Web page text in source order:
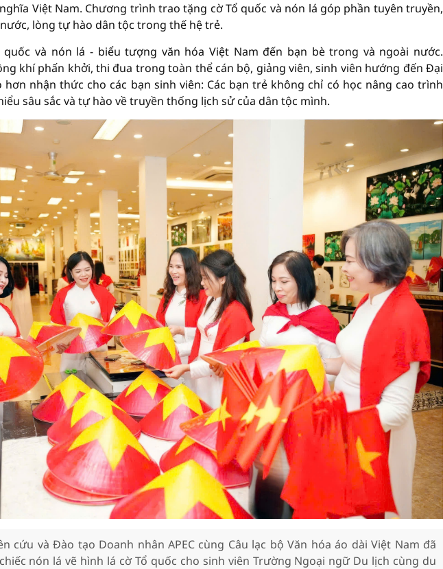
Việt Nam. Chương trình trao tặng cờ Tổ quốc và nón lá góp phần tuyên truyền,
lòng tự hào dân tộc trong thế hệ trẻ.
và nón lá - biểu tượng văn hóa Việt Nam đến bạn bè trong và ngoài nước.
khí phấn khởi, thi đua trong toàn thể cán bộ, giảng viên, sinh viên hướng đến Đại
hơn nhận thức cho các bạn sinh viên: Các bạn trẻ không chỉ có học nâng cao trình
sâu sắc và tự hào về truyền thống lịch sử của dân tộc mình.
cứu và Đào tạo Doanh nhân APEC cùng Câu lạc bộ Văn hóa áo dài Việt Nam đã
nón lá vẽ hình lá cờ Tổ quốc cho sinh viên Trường Ngoại ngữ Du lịch cùng du